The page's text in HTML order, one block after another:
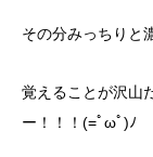
その分みっちりと
覚えることが沢山
ー！！！(=ﾟωﾟ)ﾉ